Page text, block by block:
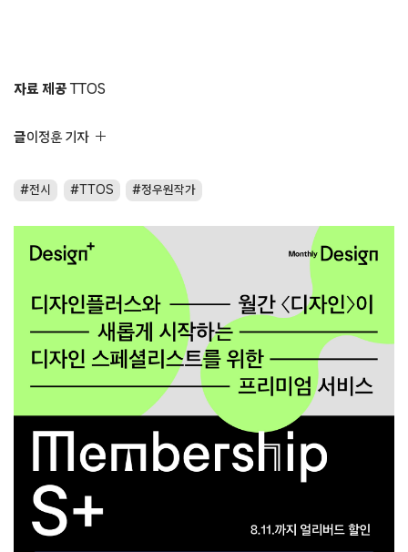
자료 제공TTOS
글이정훈 기자
전시 TTOS 정우원작가